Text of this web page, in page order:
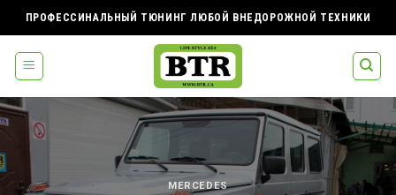
to
content
ПРОФЕССИНАЛЬНЫЙ ТЮНИНГ ЛЮБОЙ ВНЕДОРОЖНОЙ ТЕХНИКИ
MERCEDES